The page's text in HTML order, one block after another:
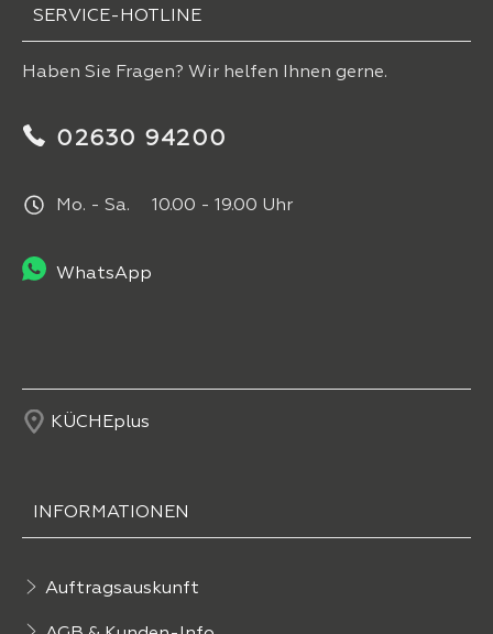
SERVICE-HOTLINE
Haben Sie Fragen? Wir helfen Ihnen gerne.
02630 94200
Mo. - Sa. 10.00 - 19.00 Uhr
WhatsApp
KÜCHEplus
INFORMATIONEN
Auftragsauskunft